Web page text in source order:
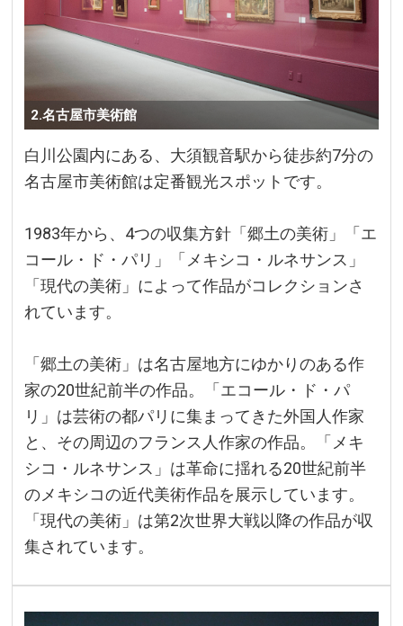
2.名古屋市美術館
白川公園内にある、大須観音駅から徒歩約7分の
名古屋市美術館は定番観光スポットです。
1983年から、4つの収集方針「郷土の美術」「エ
コール・ド・パリ」「メキシコ・ルネサンス」
「現代の美術」によって作品がコレクションさ
れています。
「郷土の美術」は名古屋地方にゆかりのある作
家の20世紀前半の作品。「エコール・ド・パ
リ」は芸術の都パリに集まってきた外国人作家
と、その周辺のフランス人作家の作品。「メキ
シコ・ルネサンス」は革命に揺れる20世紀前半
のメキシコの近代美術作品を展示しています。
「現代の美術」は第2次世界大戦以降の作品が収
集されています。